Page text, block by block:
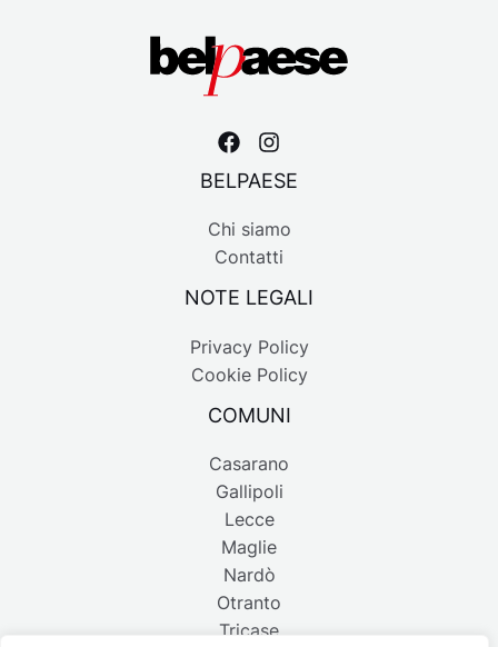
BELPAESE
Chi siamo
Contatti
NOTE LEGALI
Privacy Policy
Cookie Policy
COMUNI
Casarano
Gallipoli
Lecce
Maglie
Nardò
Otranto
Tricase